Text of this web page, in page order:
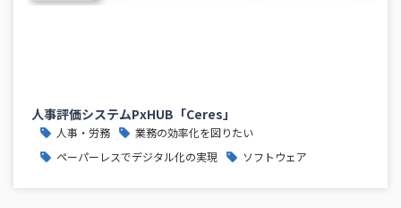
人事評価システムPxHUB「Ceres」
人事・労務
業務の効率化を図りたい
ペーパーレスでデジタル化の実現
ソフトウェア